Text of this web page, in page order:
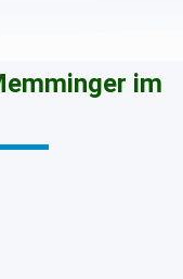
im